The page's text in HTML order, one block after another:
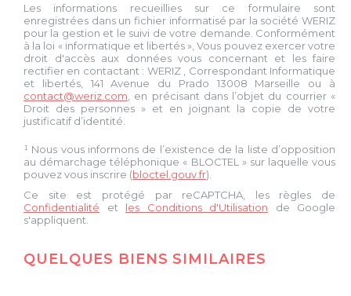
Les informations recueillies sur ce formulaire sont
enregistrées dans un fichier informatisé par la société WERIZ
pour la gestion et le suivi de votre demande. Conformément
à la loi « informatique et libertés », Vous pouvez exercer votre
droit d'accès aux données vous concernant et les faire
rectifier en contactant : WERIZ
, Correspondant Informatique
et libertés, 141 Avenue du Prado 13008 Marseille ou à
contact@weriz.com , en précisant dans l’objet du courrier «
Droit des personnes » et en joignant la copie de votre
justificatif d’identité.
¹ Nous vous informons de l’existence de la liste d’opposition
au démarchage téléphonique « BLOCTEL » sur laquelle vous
pouvez vous inscrire (bloctel.gouv.fr).
Ce site est protégé par reCAPTCHA, les règles de
Confidentialité et les Conditions d'Utilisation de Google
s'appliquent.
QUELQUES BIENS SIMILAIRES